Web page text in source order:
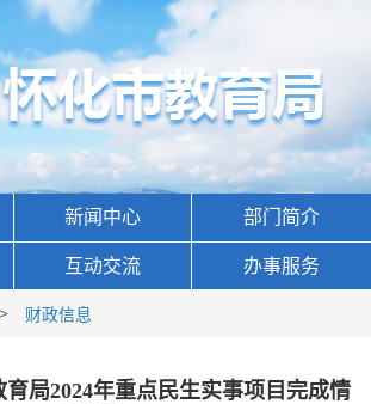
新闻中心 部门简介
互动交流 办事服务
财政信息
局2024年重点民生实事项目完成情